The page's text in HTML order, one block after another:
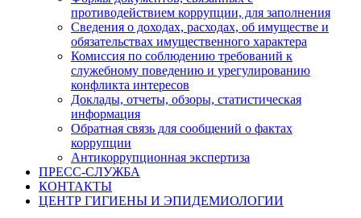
противодействием коррупции, для заполнения
Сведения о доходах, расходах, об имуществе и
обязательствах имущественного характера
Комиссия по соблюдению требований к
служебному поведению и урегулированию
конфликта интересов
Доклады, отчеты, обзоры, статистическая
информация
Обратная связь для сообщений о фактах
коррупции
Антикоррупционная экспертиза
ПРЕСС-СЛУЖБА
КОНТАКТЫ
ЦЕНТР ГИГИЕНЫ И ЭПИДЕМИОЛОГИИ